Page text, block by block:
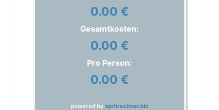
0.00 €
Gesamtkosten:
0.00 €
Pro Person:
0.00 €
powered by spritrechner.biz